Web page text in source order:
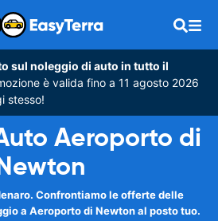
sul noleggio di auto in tutto il
è valida fino a 11 agosto 2026
stesso!
Aeroporto di
Confrontiamo le offerte delle
a Aeroporto di Newton al posto tuo.